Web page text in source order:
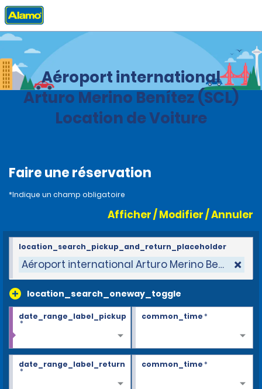
Accueil Agences
Aéroport international
Arturo Merino Benítez (SCL)
Location de Voiture
Faire une réservation
*Indique un champ obligatoire
Afficher / Modifier / Annuler
Aéroport international Arturo Merino Benítez
location_search_oneway_toggle
location_search_pickup_and_return_placeholder
date_range_label_pickup
*
common_time*
date_range_label_return
*
common_time*